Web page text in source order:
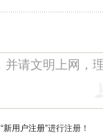
“新用户注册”进行注册！